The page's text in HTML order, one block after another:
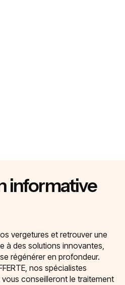
informative
vergetures et retrouver une
à des solutions innovantes,
régénérer en profondeur.
nos spécialistes
conseilleront le traitement